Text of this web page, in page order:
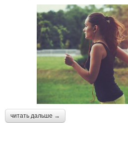
читать дальше →